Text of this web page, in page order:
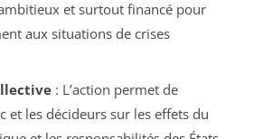
et surtout financé pour
aux situations de crises
: L’action permet de
et les décideurs sur les effets du